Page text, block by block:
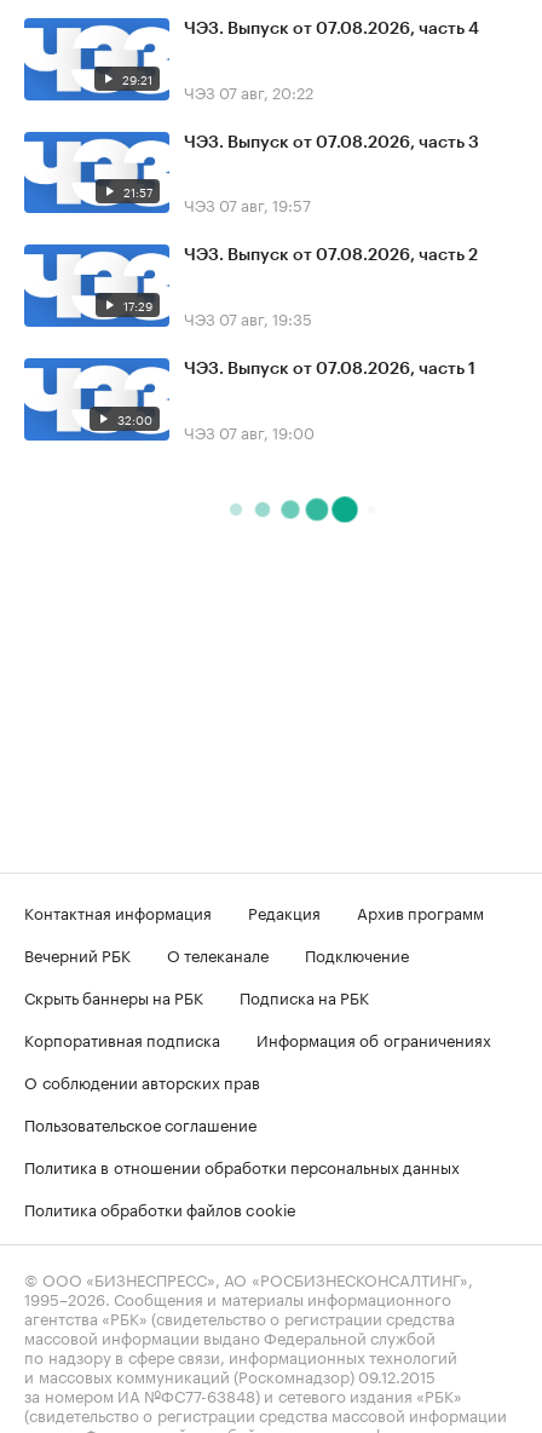
29:21
ЧЭЗ. Выпуск от 07.08.2026, часть 4
ЧЭЗ 07 авг, 20:22
21:57
ЧЭЗ. Выпуск от 07.08.2026, часть 3
ЧЭЗ 07 авг, 19:57
17:29
ЧЭЗ. Выпуск от 07.08.2026, часть 2
ЧЭЗ 07 авг, 19:35
32:00
ЧЭЗ. Выпуск от 07.08.2026, часть 1
ЧЭЗ 07 авг, 19:00
Контактная информация Редакция
Архив программ
Вечерний РБК
О телеканале
Подключение
Скрыть баннеры на РБК
Подписка на РБК
Корпоративная подписка
Информация об ограничениях
О соблюдении авторских прав
Пользовательское соглашение
Политика в отношении обработки персональных данных
Политика обработки файлов cookie
© ООО «БИЗНЕСПРЕСС», АО «РОСБИЗНЕСКОНСАЛТИНГ»,
1995–2026 . Сообщения и материалы информационного
агентства «РБК» (свидетельство о регистрации средства
массовой информации выдано Федеральной службой
по надзору в сфере связи, информационных технологий
и массовых коммуникаций (Роскомнадзор) 09.12.2015
за номером ИА №ФС77-63848) и сетевого издания «РБК»
(свидетельство о регистрации средства массовой информации